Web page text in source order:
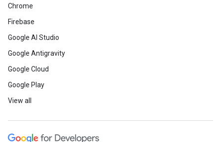
Chrome
Firebase
Google AI Studio
Google Antigravity
Google Cloud
Google Play
View all